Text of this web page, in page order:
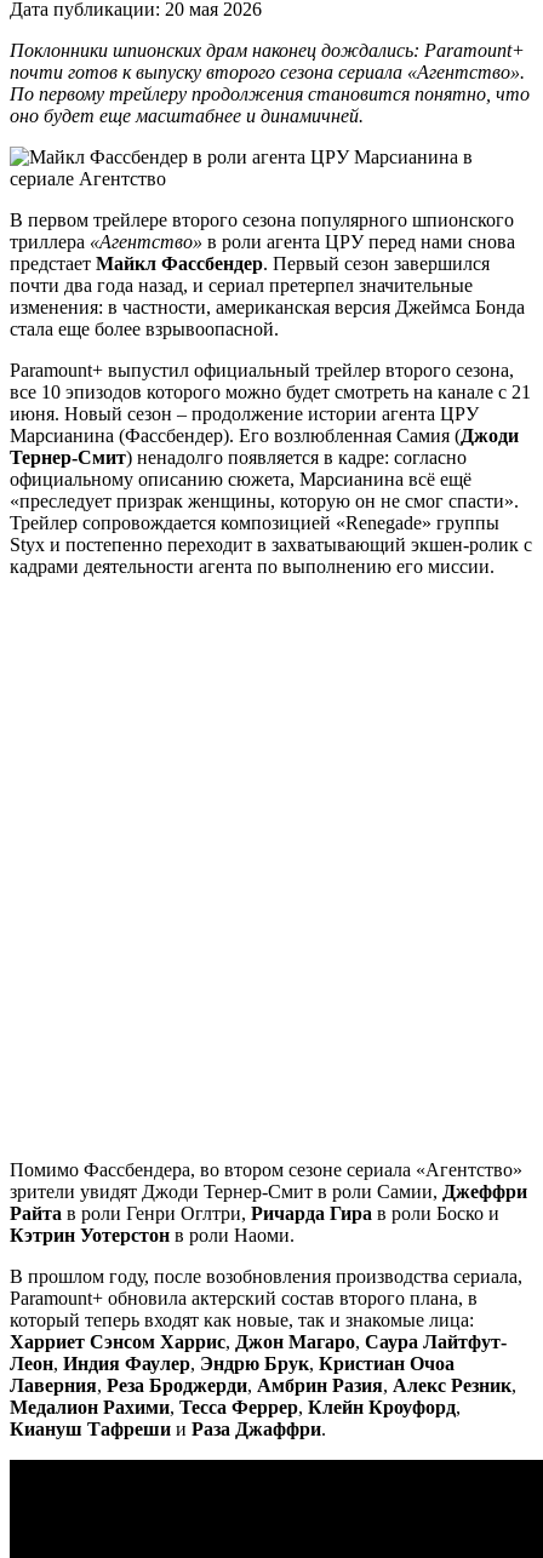
Дата публикации: 20 мая 2026
Поклонники шпионских драм наконец дождались: Paramount+
почти готов к выпуску второго сезона сериала «Агентство».
По первому трейлеру продолжения становится понятно, что
оно будет еще масштабнее и динамичней.
В первом трейлере второго сезона популярного шпионского
триллера «Агентство» в роли агента ЦРУ перед нами снова
предстает Майкл Фассбендер. Первый сезон завершился
почти два года назад, и сериал претерпел значительные
изменения: в частности, американская версия Джеймса Бонда
стала еще более взрывоопасной.
Paramount+ выпустил официальный трейлер второго сезона,
все 10 эпизодов которого можно будет смотреть на канале с 21
июня. Новый сезон – продолжение истории агента ЦРУ
Марсианина (Фассбендер). Его возлюбленная Самия (Джоди
Тернер-Смит) ненадолго появляется в кадре: согласно
официальному описанию сюжета, Марсианина всё ещё
«преследует призрак женщины, которую он не смог спасти».
Трейлер сопровождается композицией «Renegade» группы
Styx и постепенно переходит в захватывающий экшен-ролик с
кадрами деятельности агента по выполнению его миссии.
Помимо Фассбендера, во втором сезоне сериала «Агентство»
зрители увидят Джоди Тернер-Смит в роли Самии, Джеффри
Райта в роли Генри Оглтри, Ричарда Гира в роли Боско и
Кэтрин Уотерстон в роли Наоми.
В прошлом году, после возобновления производства сериала,
Paramount+ обновила актерский состав второго плана, в
который теперь входят как новые, так и знакомые лица:
Харриет Сэнсом Харрис, Джон Магаро, Саура Лайтфут-
Леон, Индия Фаулер, Эндрю Брук, Кристиан Очоа
Лаверния, Реза Броджерди, Амбрин Разия, Алекс Резник,
Медалион Рахими, Тесса Феррер, Клейн Кроуфорд,
Киануш Тафреши и Раза Джаффри.